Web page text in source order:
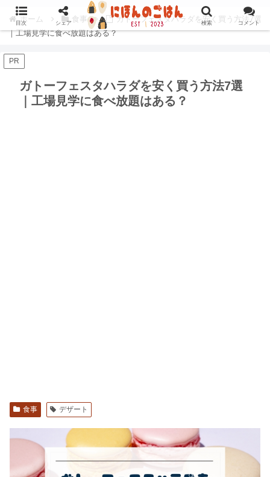
ホーム 食事
ガトーフェスタハラダを安く買う方法7選
｜工場見学に食べ放題はある？
PR
ガトーフェスタハラダを安く買う方法7選
｜工場見学に食べ放題はある？
食事 デザート
目次 シェア 検索 コメント